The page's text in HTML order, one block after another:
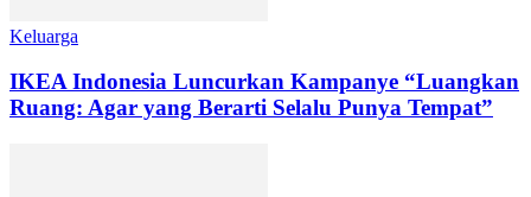
Keluarga
IKEA Indonesia Luncurkan Kampanye “Luangkan
Ruang: Agar yang Berarti Selalu Punya Tempat”